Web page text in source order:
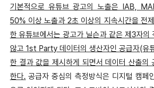
기본적으로 유튜브 광고의 노출은 IAB,
50% 이상 노출과 2초 이상의 지속시간을 전
한 유튜브에서는 광고가 닐슨과 같은 제3자의
않고 1st Party 데이터의 생산자인 공급자(유
한 결과 값을 제시하게 되면서 데이터 산출의
한다. 공급자 중심의 측정방식은 디지털 캠페